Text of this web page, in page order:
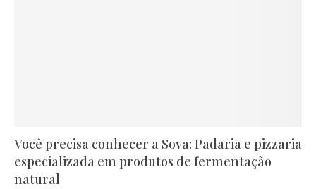
Você precisa conhecer a Sova: Padaria e pizzaria
especializada em produtos de fermentação
natural